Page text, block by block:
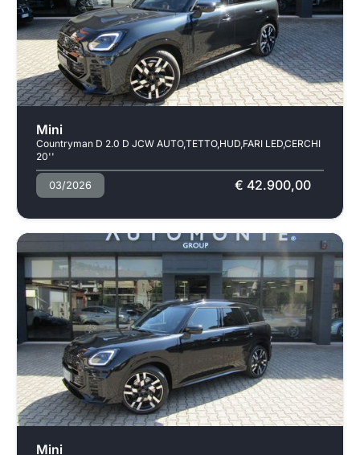
Mini
Countryman D 2.0 D JCW AUTO,TETTO,HUD,FARI LED,CERCHI
20''
03/2026 € 42.900,00
Mini